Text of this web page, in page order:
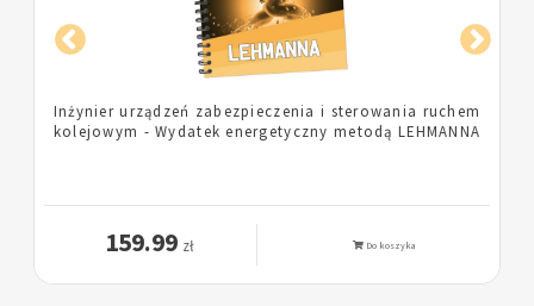
Inżynier urządzeń zabezpieczenia i sterowania ruchem
kolejowym - Wydatek energetyczny metodą LEHMANNA
159.99 zł Do koszyka